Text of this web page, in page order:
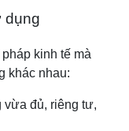
dụng
kinh tế mà
khác nhau:
vừa đủ, riêng tư,